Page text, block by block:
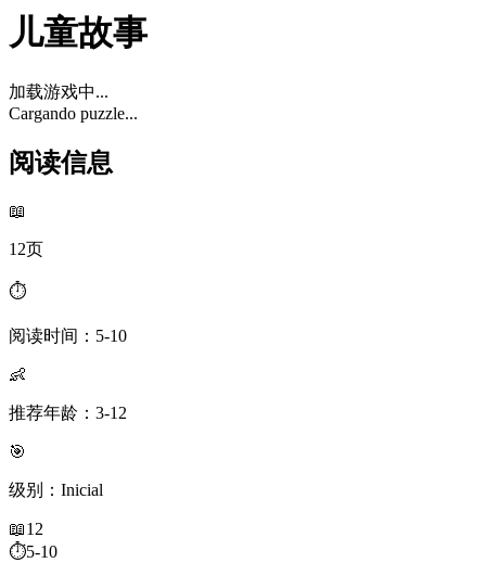
儿童故事
加载游戏中...
Cargando puzzle...
阅读信息
📖
12页
⏱️
阅读时间：5-10
👶
推荐年龄：3-12
🎯
级别：Inicial
📖12
⏱️5-10